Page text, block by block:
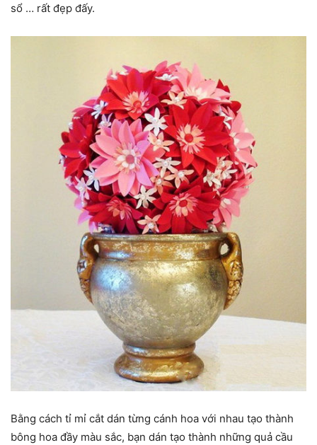
sổ … rất đẹp đấy.
Bằng cách tỉ mỉ cắt dán từng cánh hoa với nhau tạo thành
bông hoa đầy màu sắc, bạn dán tạo thành những quả cầu